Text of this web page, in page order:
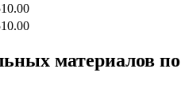
материалов по